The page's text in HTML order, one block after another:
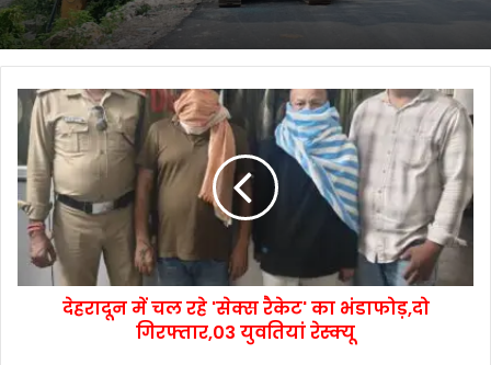
देहरादून में चल रहे 'सेक्स रैकेट' का भंडाफोड़,दो
गिरफ्तार,03 युवतियां रेस्क्यू